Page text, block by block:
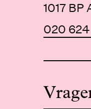
1017 BP
020